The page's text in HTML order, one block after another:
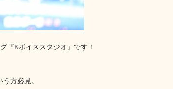
『Kボイススタジオ』です！
方必見。